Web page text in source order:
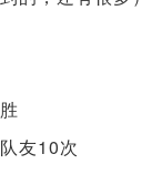
友10次